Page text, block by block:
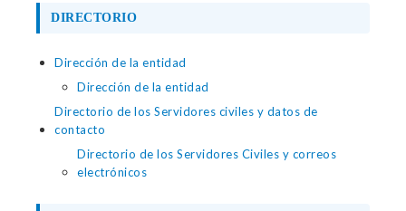
DIRECTORIO
Dirección de la entidad
Dirección de la entidad
Directorio de los Servidores civiles y datos de
contacto
Directorio de los Servidores Civiles y correos
electrónicos